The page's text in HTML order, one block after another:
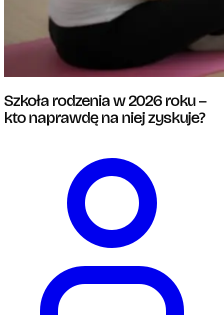
Szkoła rodzenia w 2026 roku –
kto naprawdę na niej zyskuje?